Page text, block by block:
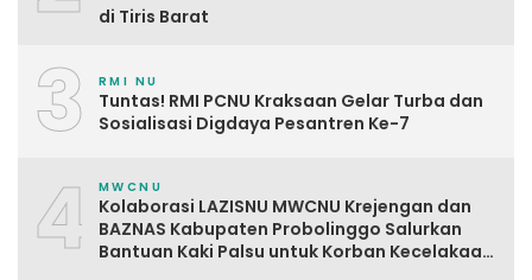
di Tiris Barat
3 RMI NU
Tuntas! RMI PCNU Kraksaan Gelar Turba dan
Sosialisasi Digdaya Pesantren Ke-7
4 MWCNU
Kolaborasi LAZISNU MWCNU Krejengan dan
BAZNAS Kabupaten Probolinggo Salurkan
Bantuan Kaki Palsu untuk Korban Kecelakaan